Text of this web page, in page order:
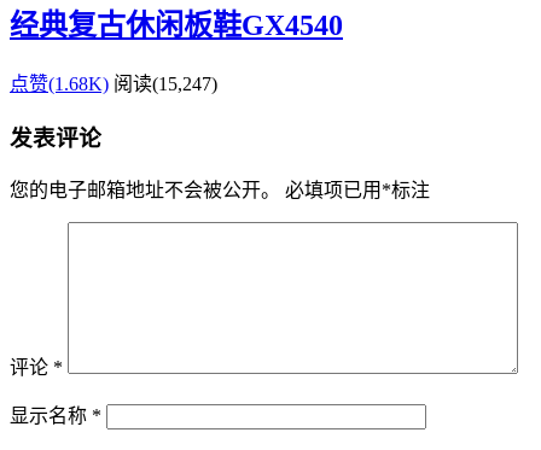
经典复古休闲板鞋GX4540
点赞(1.68K) 阅读(15,247)
发表评论
您的电子邮箱地址不会被公开。 必填项已用 *标注
评论 *
显示名称 *